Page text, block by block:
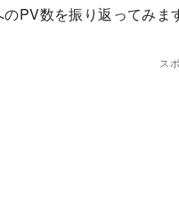
PV数を振り返ってみま
ス